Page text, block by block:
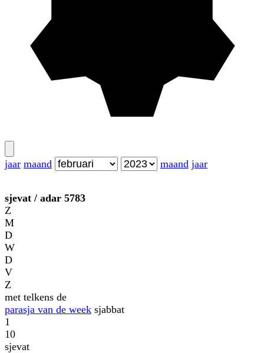
jaar maand maand jaar
sjevat / adar 5783
Z
M
D
W
D
V
Z
met telkens de
parasja van de week sjabbat
1
10
sjevat